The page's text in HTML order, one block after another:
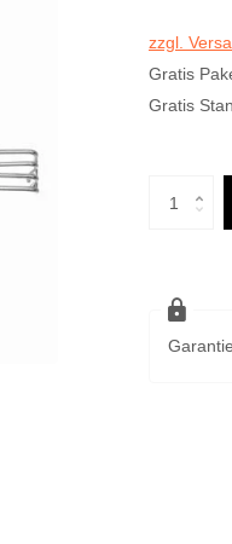
zzgl.
Gratis
Gratis